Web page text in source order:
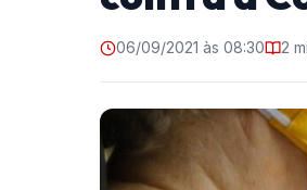
06/09/2021 às 08:30 2